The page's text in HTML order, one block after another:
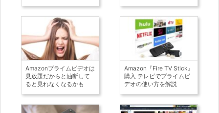
Amazonプライムビデオは
見放題だからと油断して
ると見れなくなるかも
Amazon『Fire TV Stick』
購入 テレビでプライムビ
デオの使い方を解説